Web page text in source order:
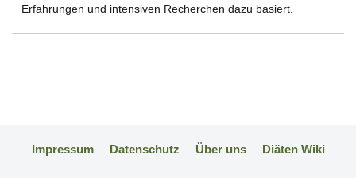
Erfahrungen und intensiven Recherchen dazu basiert.
Impressum Datenschutz Über uns Diäten Wiki